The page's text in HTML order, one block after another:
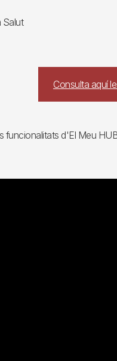
Salut
Consulta aquí
funcionalitats d'El Meu